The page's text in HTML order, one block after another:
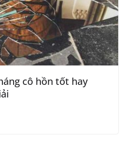
cô hồn tốt hay